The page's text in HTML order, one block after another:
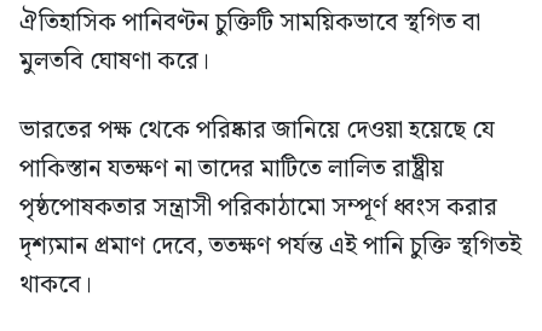
ঐতিহাসিক পানিবণ্টন চুক্তিটি সাময়িকভাবে স্থগিত বা
মুলতবি ঘোষণা করে।
ভারতের পক্ষ থেকে পরিষ্কার জানিয়ে দেওয়া হয়েছে যে
পাকিস্তান যতক্ষণ না তাদের মাটিতে লালিত রাষ্ট্রীয়
পৃষ্ঠপোষকতার সন্ত্রাসী পরিকাঠামো সম্পূর্ণ ধ্বংস করার
দৃশ্যমান প্রমাণ দেবে, ততক্ষণ পর্যন্ত এই পানি চুক্তি স্থগিতই
থাকবে।